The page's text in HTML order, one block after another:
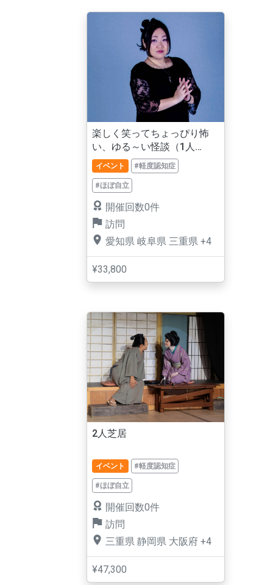
楽しく笑ってちょっぴり怖
い、ゆる～い怪談（1人
ver.）
イベント #軽度認知症
#ほぼ自立
開催回数0件
訪問
愛知県 岐阜県 三重県 +4
¥33,800
2人芝居
イベント #軽度認知症
#ほぼ自立
開催回数0件
訪問
三重県 静岡県 大阪府 +4
¥47,300